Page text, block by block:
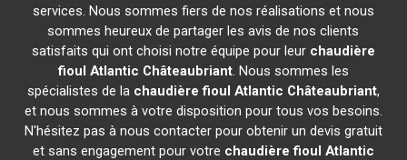
services. Nous sommes fiers de nos réalisations et nous
sommes heureux de partager les avis de nos clients
satisfaits qui ont choisi notre équipe pour leur chaudière
fioul Atlantic Châteaubriant. Nous sommes les
spécialistes de la chaudière fioul Atlantic Châteaubriant,
et nous sommes à votre disposition pour tous vos besoins.
N'hésitez pas à nous contacter pour obtenir un devis gratuit
et sans engagement pour votre chaudière fioul Atlantic